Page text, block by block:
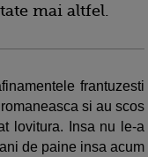
mai altfel.
frantuzesti
si au scos
lovitura. Insa nu le-a
de paine insa acum